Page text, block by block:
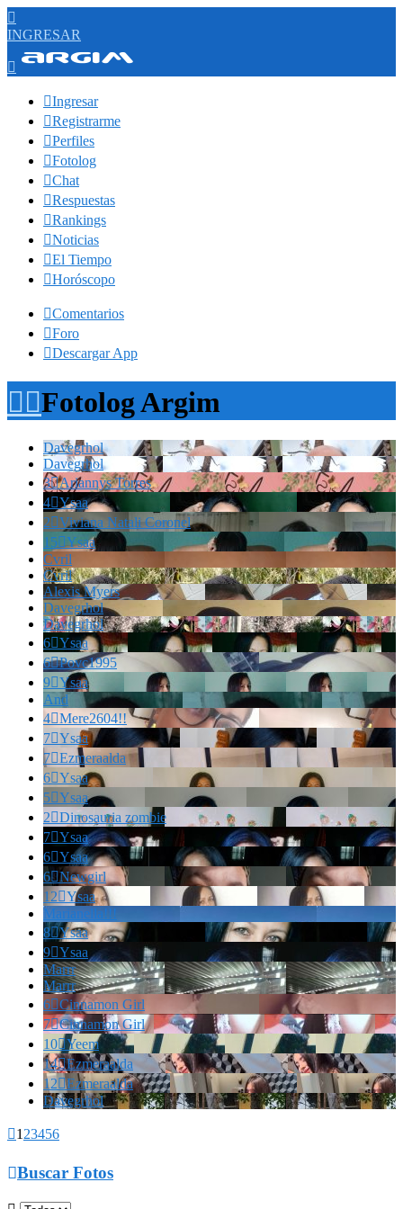

INGRESAR

Ingresar
Registrarme
Perfiles
Fotolog
Chat
Respuestas
Rankings
Noticias
El Tiempo
Horóscopo
Comentarios
Foro
Descargar App
Fotolog Argim
Davegrhol
Davegrhol
3Ariannys Torres
4Ysaa
2Viviana Natali Coronel
15Ysaa
Cvril
Cvril
Alexis Myers
Davegrhol
Davegrhol
6Ysaa
6Povc1995
9Ysaa
And
4Mere2604!!
7Ysaa
7Ezmeraalda
6Ysaa
5Ysaa
2Dinosauria zombie
7Ysaa
6Ysaa
6Newgirl
12Ysaa
Marianella!!!
8Ysaa
9Ysaa
Marrr
Marrr
6Cinnamon Girl
7Cinnamon Girl
10Yeem
14Ezmeraalda
12Ezmeraalda
Davegrhol
1 23456
Buscar Fotos